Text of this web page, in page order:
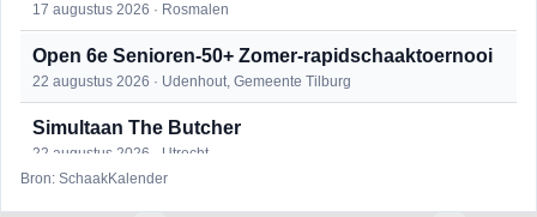
17 augustus 2026 · Rosmalen
Open 6e Senioren-50+ Zomer-rapidschaaktoernooi
22 augustus 2026 · Udenhout, Gemeente Tilburg
Simultaan The Butcher
22 augustus 2026 · Utrecht
Bron: SchaakKalender